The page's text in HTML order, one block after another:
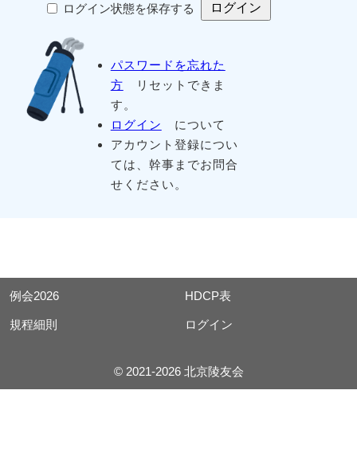
ログイン状態を保存する
パスワードを忘れた
方 リセットできま
す。
ログイン
について
アカウント登録につい
ては、幹事までお問合
せください。
例会2026 HDCP表
規程細則 ログイン
© 2021-2026 北京陵友会